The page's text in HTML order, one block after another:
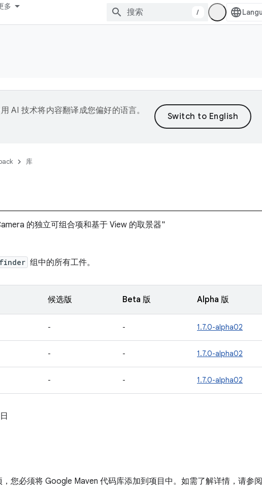
多
/
AI 技术将内容翻译成您偏好的语言。
库
的独立可组合项和基于 View 的取景器"
组中的所有工件。
候选版 Beta 版 Alpha 版
- - 1.7.0-alpha02
- - 1.7.0-alpha02
- - 1.7.0-alpha02
您必须将 Google Maven 代码库添加到项目中。如需了解详情，请参阅